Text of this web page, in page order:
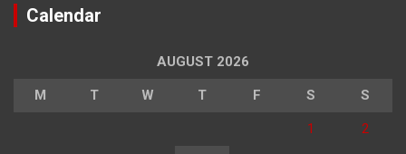
Calendar
AUGUST 2026
M T W T F S S
1 2